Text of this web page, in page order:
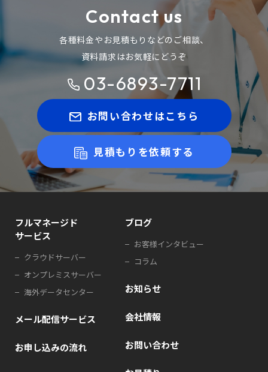
Contact us
各種料金やお見積もりなどのご相談、
資料請求はお気軽にどうぞ
03-6893-7711
お問い合わせはこちら
見積もりを依頼する
フルマネージド
サービス
クラウドサーバー
オンプレミスサーバー
海外データセンター
メール配信サービス
お申し込みの流れ
ブログ
お客様インタビュー
コラム
お知らせ
会社情報
お問い合わせ